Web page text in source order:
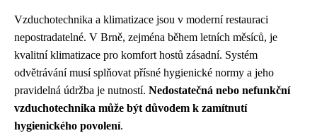
Vzduchotechnika a klimatizace jsou v moderní restauraci
nepostradatelné. V Brně, zejména během letních měsíců, je
kvalitní klimatizace pro komfort hostů zásadní. Systém
odvětrávání musí splňovat přísné hygienické normy a jeho
pravidelná údržba je nutností. Nedostatečná nebo nefunkční
vzduchotechnika může být důvodem k zamítnutí
hygienického povolení.